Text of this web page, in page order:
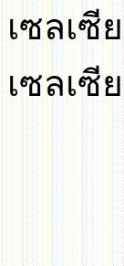
เซลเ
เซลเ